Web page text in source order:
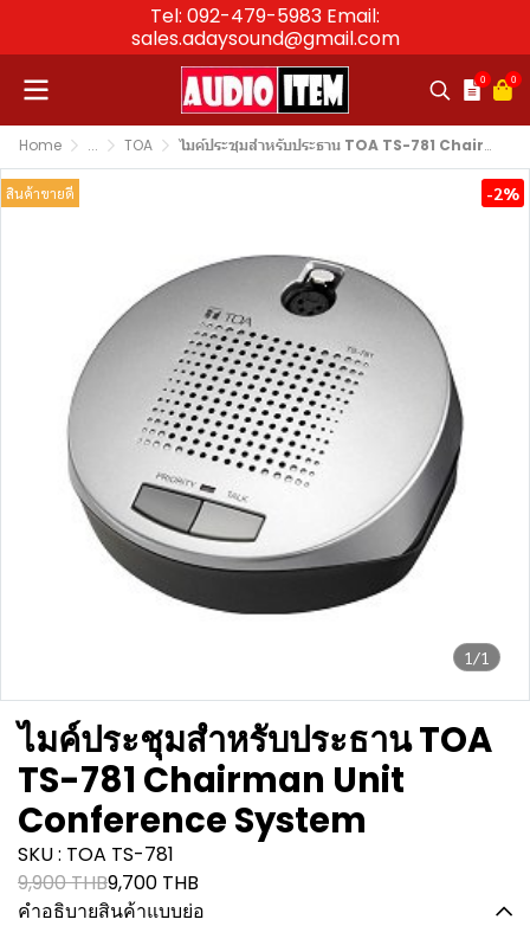
Tel: 092-479-5983 Email:
sales.adaysound@gmail.com
0 0
Home ... TOA ไมค์ประชุมสำหรับประธาน TOA TS-781 Chairman Unit Conference System
1/1
สินค้าขายดี -2%
ไมค์ประชุมสำหรับประธาน TOA
TS-781 Chairman Unit
Conference System
SKU : TOA TS-781
9,900 THB9,700 THB
คำอธิบายสินค้าแบบย่อ